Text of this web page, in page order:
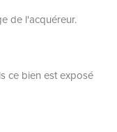
de l'acquéreur.
ce bien est exposé